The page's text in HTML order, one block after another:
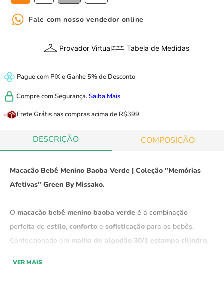
Fale com nosso vendedor online
Provador Virtual Tabela de Medidas
Pague com PIX eGanhe 5% de Desconto
Compre comSegurança.Saiba Mais
Frete Grátis nas compras acima de R$399
DESCRIÇÃO COMPOSIÇÃO
Macacão Bebê Menino Baoba Verde | Coleção "Memórias
Afetivas" Green By Missako.
O macacão bebê menino baoba verde é a combinação
perfeita de estilo, conforto e sofisticação para os bebês.
Confeccionado em malha de algodão 30/1 estampa cilindro,
VER MAIS